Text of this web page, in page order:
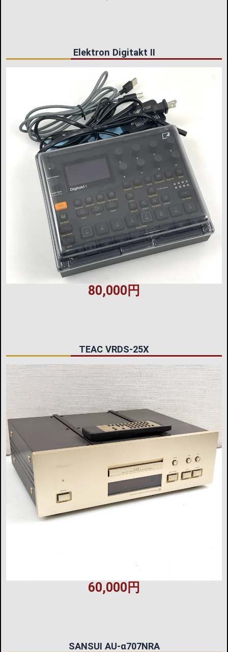
Elektron Digitakt II
80,000円
TEAC VRDS-25X
60,000円
SANSUI AU-α707NRA